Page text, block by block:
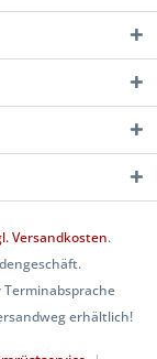
Versandkosten.
erhältlich!